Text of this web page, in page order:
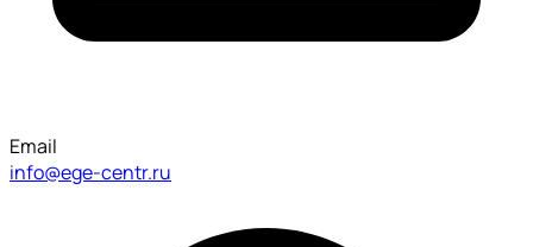
Email
info@ege-centr.ru